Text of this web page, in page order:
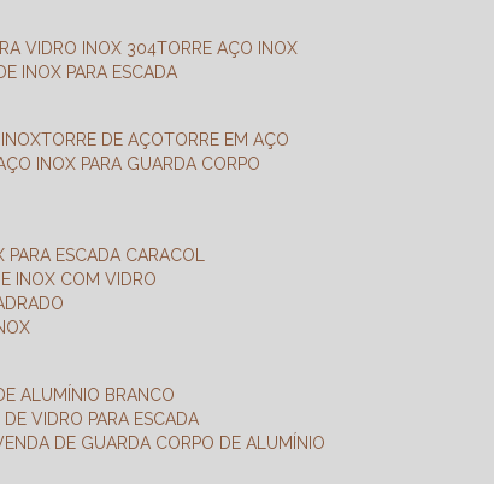
VIDRO INOX 304 TORRE AÇO INOX
INOX PARA ESCADA
TORRE DE AÇO TORRE EM AÇO
AÇO INOX PARA GUARDA CORPO
PARA ESCADA CARACOL
INOX COM VIDRO
ALUMÍNIO BRANCO
DE VIDRO PARA ESCADA
VENDA DE GUARDA CORPO DE ALUMÍNIO